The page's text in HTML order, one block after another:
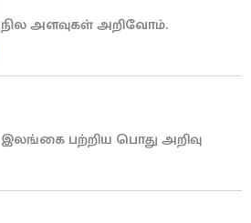
நில அளவுகள் அறிவோம்.
இலங்கை பற்றிய பொது அறிவு